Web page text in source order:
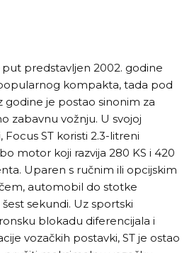
put predstavljen 2002. godine
kompakta, tada pod
godine je postao sinonim za
zabavnu vožnju. U svojoj
ST koristi 2.3-litreni
motor koji razvija 280 KS i 420
Uparen s ručnim ili opcijskim
automobil do stotke
sekundi. Uz sportski
blokadu diferencijala i
vozačkih postavki, ST je ostao